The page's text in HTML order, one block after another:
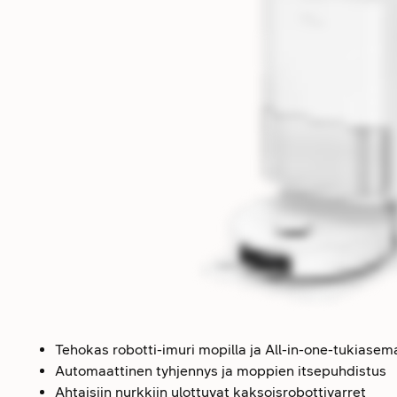
Tehokas robotti-imuri mopilla ja All-in-one-
Automaattinen tyhjennys ja moppien itsepuhdistus
Ahtaisiin nurkkiin ulottuvat kaksoisrobottivarret